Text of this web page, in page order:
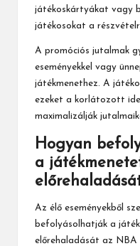
játékoskártyákat vagy
játékosokat a
A promóciós jutalmak
eseményekkel vagy
játékmenethez. A
ezeket a korlátozott
maximalizálják
Hogyan
a
Az élő eseményekből
befolyásolhatják a
előrehaladását az NBA